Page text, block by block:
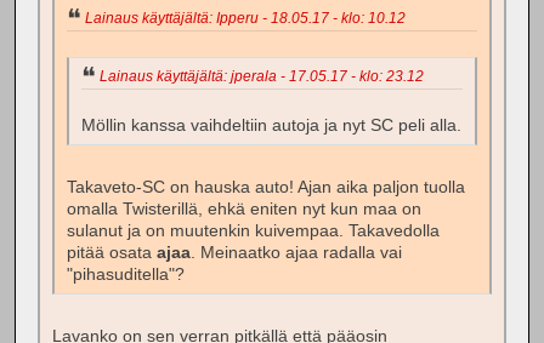
Lainaus käyttäjältä: Ipperu - 18.05.17 - klo: 10.12
Lainaus käyttäjältä: jperala - 17.05.17 - klo: 23.12
Möllin kanssa vaihdeltiin autoja ja nyt SC peli alla.
Takaveto-SC on hauska auto! Ajan aika paljon tuolla
omalla Twisterillä, ehkä eniten nyt kun maa on
sulanut ja on muutenkin kuivempaa. Takavedolla
pitää osata ajaa . Meinaatko ajaa radalla vai
"pihasuditella"?
Lavanko on sen verran pitkällä että pääosin